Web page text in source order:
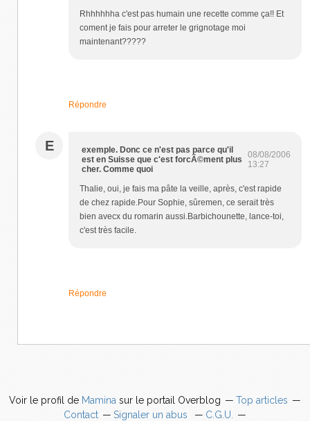
Rhhhhhha c'est pas humain une recette comme ça!! Et
coment je fais pour arreter le grignotage moi
maintenant?????
Répondre
E
exemple. Donc ce n'est pas parce qu'il
est en Suisse que c'est forcÃ©ment plus
cher. Comme quoi
08/08/2006
13:27
Thalie, oui, je fais ma pâte la veille, après, c'est rapide
de chez rapide.Pour Sophie, sûremen, ce serait très
bien avecx du romarin aussi.Barbichounette, lance-toi,
c'est très facile.
Répondre
Voir le profil de Mamina sur le portail Overblog
Top articles
Contact
Signaler un abus
C.G.U.